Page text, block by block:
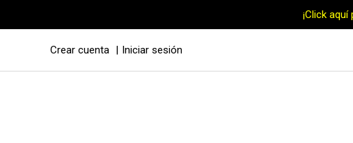
¡Click
Crear cuenta Iniciar sesión